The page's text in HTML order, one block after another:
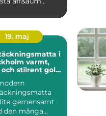
19. maj
i
varmt,
stilrent golv
gemensamt
den många